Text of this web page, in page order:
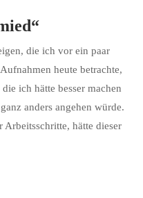
die ich vor ein paar
heute betrachte,
ich hätte besser machen
anders angehen würde.
hätte dieser